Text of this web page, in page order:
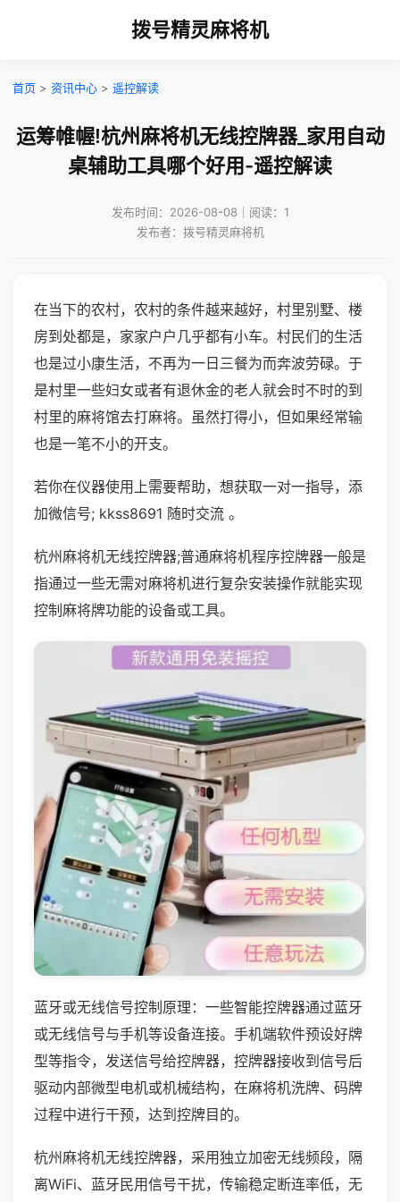
拨号精灵麻将机
首页 > 资讯中心 > 遥控解读
运筹帷幄!杭州麻将机无线控牌器_家用自动
桌辅助工具哪个好用-遥控解读
发布时间：2026-08-08｜阅读：1
发布者：拨号精灵麻将机
在当下的农村，农村的条件越来越好，村里别墅、楼
房到处都是，家家户户几乎都有小车。村民们的生活
也是过小康生活，不再为一日三餐为而奔波劳碌。于
是村里一些妇女或者有退休金的老人就会时不时的到
村里的麻将馆去打麻将。虽然打得小，但如果经常输
也是一笔不小的开支。
若你在仪器使用上需要帮助，想获取一对一指导，添
加微信号; kkss8691 随时交流 。
杭州麻将机无线控牌器;普通麻将机程序控牌器一般是
指通过一些无需对麻将机进行复杂安装操作就能实现
控制麻将牌功能的设备或工具。
蓝牙或无线信号控制原理：一些智能控牌器通过蓝牙
或无线信号与手机等设备连接。手机端软件预设好牌
型等指令，发送信号给控牌器，控牌器接收到信号后
驱动内部微型电机或机械结构，在麻将机洗牌、码牌
过程中进行干预，达到控牌目的。
杭州麻将机无线控牌器，采用独立加密无线频段，隔
离WiFi、蓝牙民用信号干扰，传输稳定断连率低，无